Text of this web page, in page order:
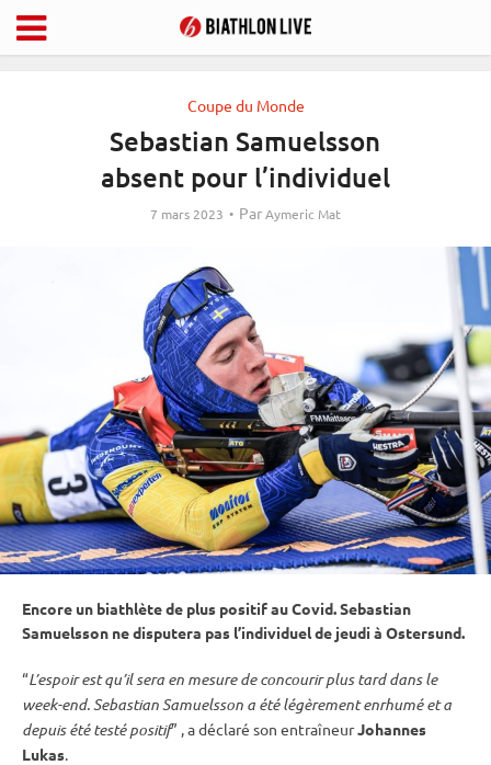
Coupe du Monde
Sebastian Samuelsson
absent pour l’individuel
7 mars 2023 ParAymeric Mat
Encore un biathlète de plus positif au Covid. Sebastian
Samuelsson ne disputera pas l’individuelde jeudi à Ostersund.
“L’espoir est qu’il sera en mesure de concourir plus tard dans le
week-end. Sebastian Samuelsson a été légèrement enrhumé et a
depuis été testé positif” , a déclaré son entraîneurJohannes
Lukas.